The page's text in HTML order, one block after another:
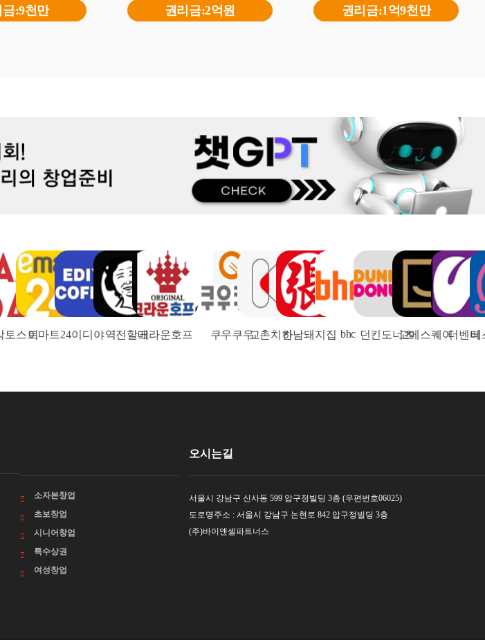
금:9천만 권리금:2억원 권리금:1억9천만
트
이마트24 이디야 역전할매크라운호프 쿠우쿠우교촌치킨하남돼지집 bhc 던킨도너츠고메스퀘어더벤티베스킨
소자본창업
초보창업
시니어창업
특수상권
여성창업
오시는길
서울시 강남구 신사동 599 압구정빌딩 3층 (우편번호06025)
도로명주소 : 서울시 강남구 논현로 842 압구정빌딩 3층
(주)바이앤셀파트너스